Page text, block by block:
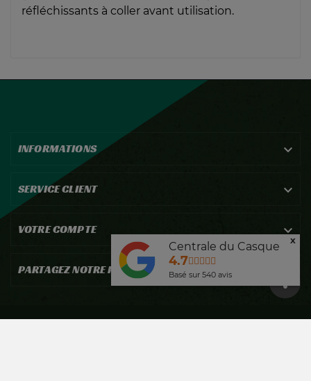
réfléchissants à coller avant utilisation.
INFORMATIONS 
SERVICE CLIENT 
VOTRE COMPTE 
PARTAGEZ NOTRE PASSION !
Centrale du Casque
4.7
Basé sur 540avis
x